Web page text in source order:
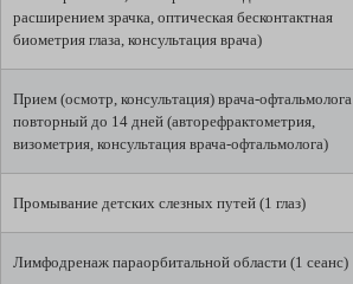
расширением зрачка, оптическая бесконтактная
биометрия глаза, консультация врача)
Прием (осмотр, консультация) врача-офтальмолога
повторный до 14 дней (авторефрактометрия,
визометрия, консультация врача-офтальмолога)
Промывание детских слезных путей (1 глаз)
Лимфодренаж параорбитальной области (1 сеанс)